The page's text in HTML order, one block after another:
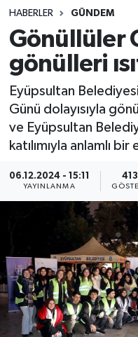
HABERLER GÜNDEM
Gönüllüler
gönülleri
Eyüpsultan
Günü dolayısıyla
ve Eyüpsultan
katılımıyla anlamlı
06.12.2024 - 15:11
YAYINLANMA
DÜNYA
EĞİTİM
GÖKTÜRK
GÜNDEM
KEMERBURGAZ
KÜLTÜR - SANAT
MAGAZİN
ÖZEL HABER
SAĞLIK
Tüm Manşetler
Son Dakika